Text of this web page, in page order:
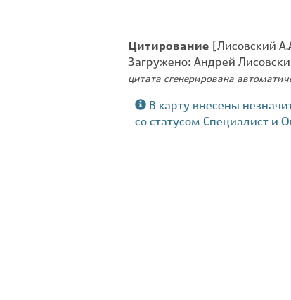
Цитирование [Лисовский
Загружено: Андрей
цитата сгенерирована
В карту внесены
со статусом Специалист и